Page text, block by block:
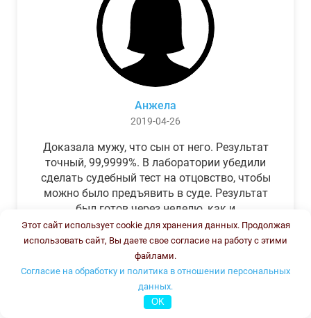
Анжела
2019-04-26
Доказала мужу, что сын от него. Результат
точный, 99,9999%. В лаборатории убедили
сделать судебный тест на отцовство, чтобы
можно было предъявить в суде. Результат
был готов через неделю, как и
обещали.Теперь муж бегает и извиняется.
Этот сайт использует cookie для хранения данных. Продолжая
использовать сайт, Вы даете свое согласие на работу с этими
файлами.
Согласие на обработку и политика в отношении персональных
данных.
OK